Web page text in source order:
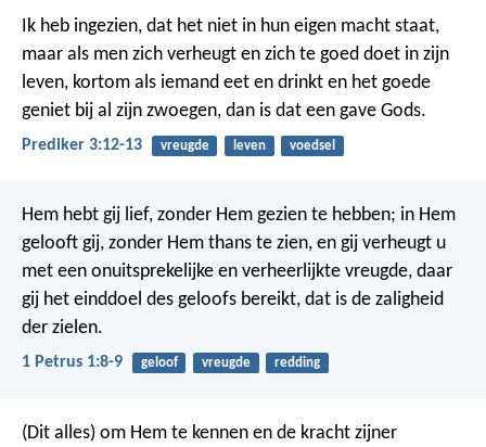
Ik heb ingezien, dat het niet in hun eigen macht staat,
maar als men zich verheugt en zich te goed doet in zijn
leven, kortom als iemand eet en drinkt en het goede
geniet bij al zijn zwoegen, dan is dat een gave Gods.
Prediker 3:12-13 vreugde leven voedsel
Hem hebt gij lief, zonder Hem gezien te hebben; in Hem
gelooft gij, zonder Hem thans te zien, en gij verheugt u
met een onuitsprekelijke en verheerlijkte vreugde, daar
gij het einddoel des geloofs bereikt, dat is de zaligheid
der zielen.
1 Petrus 1:8-9 geloof vreugde redding
(Dit alles) om Hem te kennen en de kracht zijner